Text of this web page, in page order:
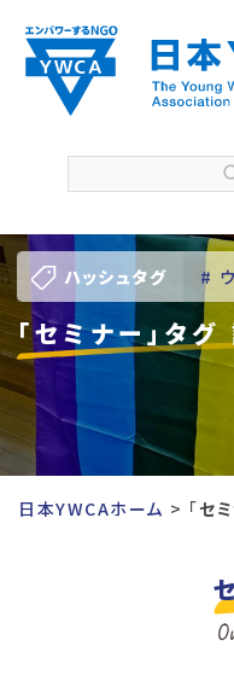
content
ハッシュタグ #
#
#
#
#
「セミナー」タ
日本YWCAホーム 「セ